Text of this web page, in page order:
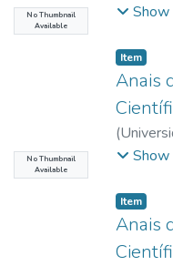
No Thumbnail
Available
05-05)
Salvador
Show
No Thumbnail
Available
Item type:
Item,
Anais
(
08-09)
Show
Item type:
Item,
Anais